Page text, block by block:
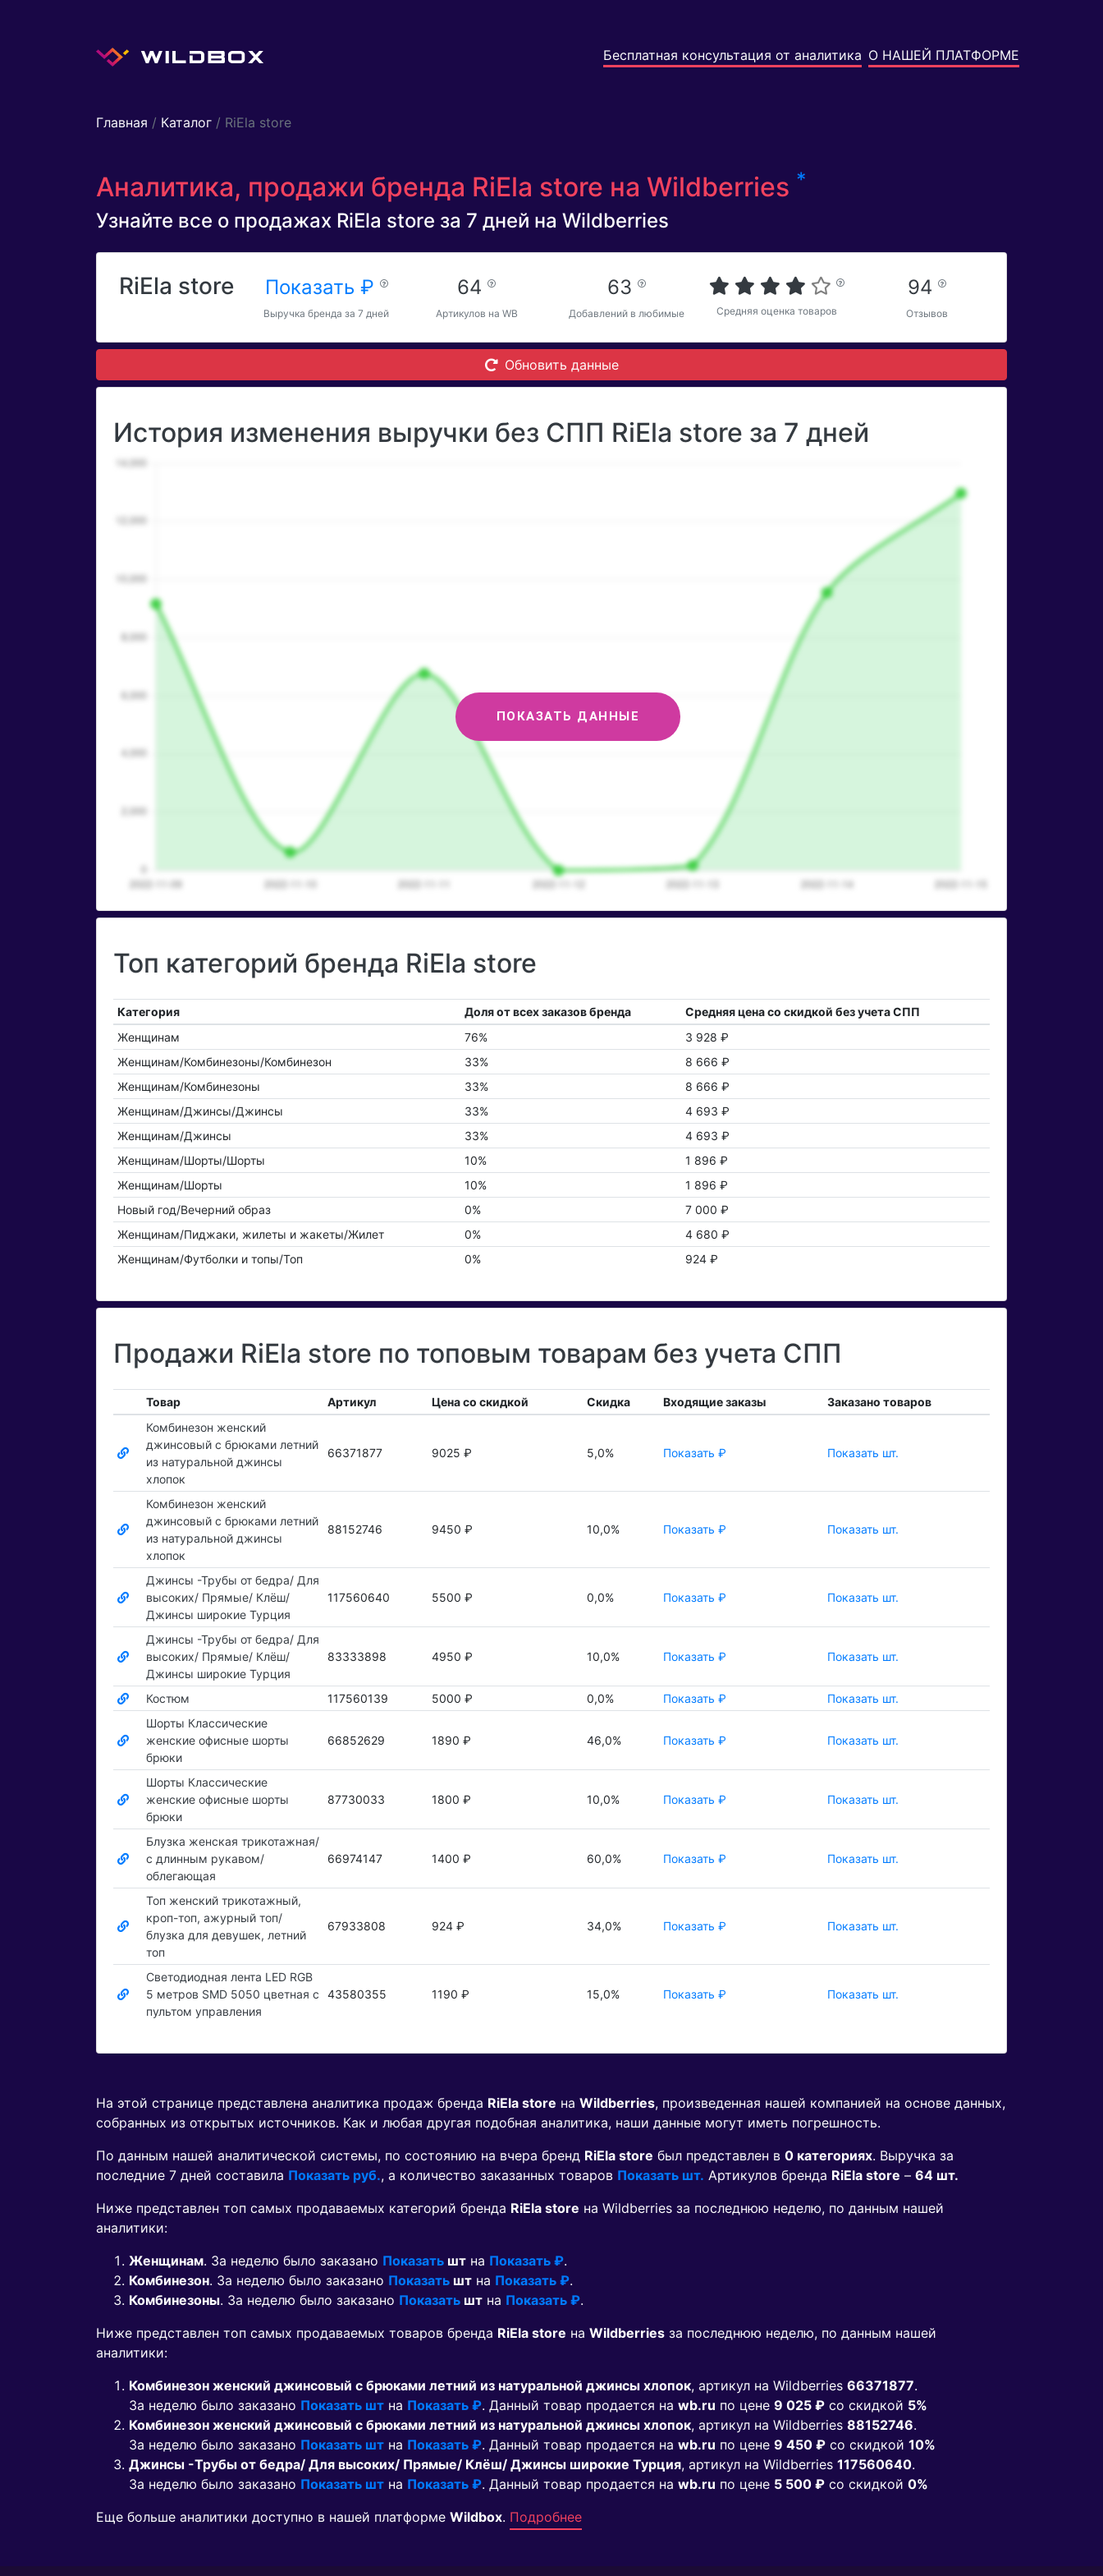
Бесплатная консультация от аналитика О НАШЕЙ ПЛАТФОРМЕ
Главная / Каталог / RiEla store
Аналитика, продажи бренда RiEla store на Wildberries *
Узнайте все о продажах RiEla store за 7 дней на Wildberries
RiEla store Показать ₽
Выручка бренда за 7 дней
64
Артикулов на WB
63
Добавлений в любимые Средняя оценка товаров
94
Отзывов
Обновить данные
История изменения выручки без СПП RiEla store за 7 дней
ПОКАЗАТЬ ДАННЫЕ
Топ категорий бренда RiEla store
Категория Доля от всех заказов бренда
Средняя цена со скидкой без учета СПП
Женщинам
76%
3 928 ₽
Женщинам/Комбинезоны/Комбинезон
33%
8 666 ₽
Женщинам/Комбинезоны
33%
8 666 ₽
Женщинам/Джинсы/Джинсы
33%
4 693 ₽
Женщинам/Джинсы
33%
4 693 ₽
Женщинам/Шорты/Шорты
10%
1 896 ₽
Женщинам/Шорты
10%
1 896 ₽
Новый год/Вечерний образ
0%
7 000 ₽
Женщинам/Пиджаки, жилеты и жакеты/Жилет
0%
4 680 ₽
Женщинам/Футболки и топы/Топ
0% 924 ₽
Продажи RiEla store по топовым товарам без учета СПП
Товар Артикул Цена со скидкой Скидка Входящие заказы
Заказано товаров
Комбинезон женский
джинсовый с брюками летний
из натуральной джинсы
хлопок
66371877 9025 ₽ 5,0% Показать ₽ Показать шт.
Комбинезон женский
джинсовый с брюками летний
из натуральной джинсы
хлопок
88152746 9450 ₽ 10,0% Показать ₽ Показать шт.
Джинсы -Трубы от бедра/ Для
высоких/ Прямые/ Клёш/
Джинсы широкие Турция
117560640 5500 ₽ 0,0% Показать ₽ Показать шт.
Джинсы -Трубы от бедра/ Для
высоких/ Прямые/ Клёш/
Джинсы широкие Турция
83333898 4950 ₽ 10,0% Показать ₽ Показать шт.
Костюм 117560139 5000 ₽ 0,0% Показать ₽
Показать шт.
Шорты Классические
женские офисные шорты
брюки
66852629 1890 ₽ 46,0% Показать ₽ Показать шт.
Шорты Классические
женские офисные шорты
брюки
87730033 1800 ₽ 10,0% Показать ₽ Показать шт.
Блузка женская трикотажная/
с длинным рукавом/
облегающая
66974147 1400 ₽ 60,0% Показать ₽ Показать шт.
Топ женский трикотажный,
кроп-топ, ажурный топ/
блузка для девушек, летний
топ
67933808 924 ₽ 34,0% Показать ₽ Показать шт.
Светодиодная лента LED RGB
5 метров SMD 5050 цветная с
пультом управления
43580355 1190 ₽ 15,0% Показать ₽ Показать шт.
На этой странице представлена аналитика продаж бренда RiEla store на Wildberries, произведенная нашей компанией на основе данных,
собранных из открытых источников. Как и любая другая подобная аналитика, наши данные могут иметь погрешность.
По данным нашей аналитической системы, по состоянию на вчера бренд RiEla store был представлен в 0 категориях. Выручка за
последние 7 дней составила Показать руб., а количество заказанных товаров Показать шт. Артикулов бренда RiEla store – 64 шт.
Ниже представлен топ самых продаваемых категорий бренда RiEla store на Wildberries за последнюю неделю, по данным нашей
аналитики:
Женщинам. За неделю было заказано Показать шт на Показать ₽.
Комбинезон. За неделю было заказано Показать шт на Показать ₽.
Комбинезоны. За неделю было заказано Показать шт на Показать ₽.
Ниже представлен топ самых продаваемых товаров бренда RiEla store на Wildberries за последнюю неделю, по данным нашей
аналитики:
Комбинезон женский джинсовый с брюками летний из натуральной джинсы хлопок, артикул на Wildberries 66371877.
За неделю было заказано Показать шт на Показать ₽. Данный товар продается на wb.ru по цене 9 025 ₽ co скидкой 5%
Комбинезон женский джинсовый с брюками летний из натуральной джинсы хлопок, артикул на Wildberries 88152746.
За неделю было заказано Показать шт на Показать ₽. Данный товар продается на wb.ru по цене 9 450 ₽ co скидкой 10%
Джинсы -Трубы от бедра/ Для высоких/ Прямые/ Клёш/ Джинсы широкие Турция, артикул на Wildberries 117560640.
За неделю было заказано Показать шт на Показать ₽. Данный товар продается на wb.ru по цене 5 500 ₽ co скидкой 0%
Еще больше аналитики доступно в нашей платформе Wildbox. Подробнее